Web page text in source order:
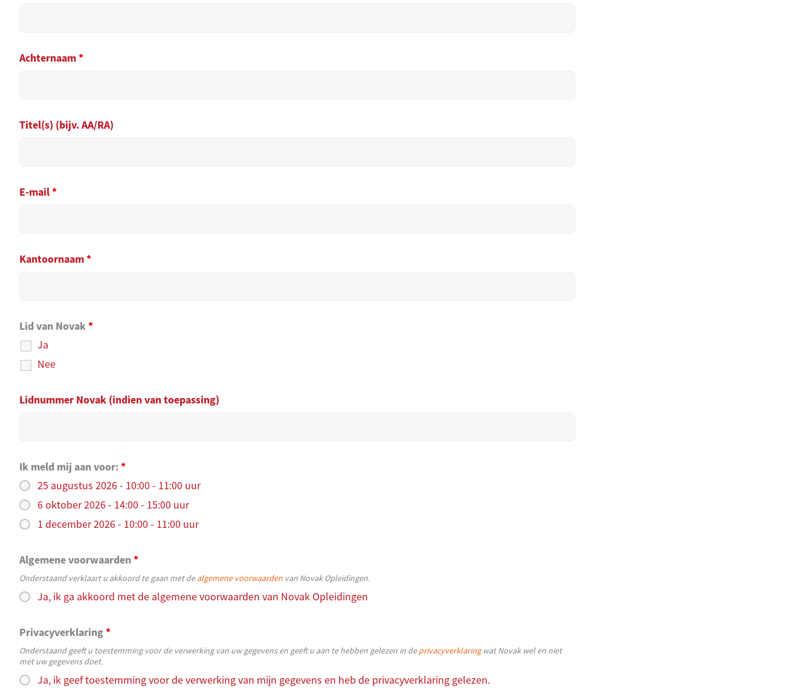
Achternaam*
Titel(s) (bijv. AA/RA)
E-mail*
Kantoornaam*
Lid van Novak*
Ja
Nee
Lidnummer Novak (indien van toepassing)
Ik meld mij aan voor:*
25 augustus 2026 - 10:00 - 11:00 uur
6 oktober 2026 - 14:00 - 15:00 uur
1 december 2026 - 10:00 - 11:00 uur
Algemene voorwaarden*
Ja, ik ga akkoord met de algemene voorwaarden van Novak Opleidingen
Onderstaand verklaart u akkoord te gaan met dealgemene voorwaardenvan Novak Opleidingen.
Privacyverklaring *
Ja, ik geef toestemming voor de verwerking van mijn gegevens en heb de privacyverklaring gelezen.
Onderstaand geeft u toestemming voor de verwerking van uw gegevens en geeft u aan te hebben gelezen in deprivacyverklaringwat Novak wel en niet
met uw gegevens doet.